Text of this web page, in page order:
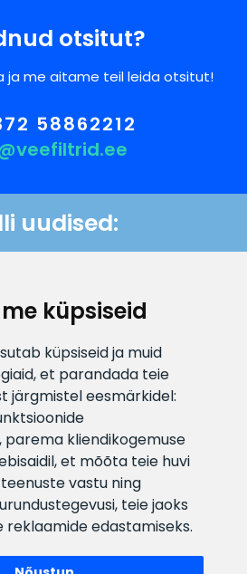
küpsiseid
küpsiseid ja muid
et parandada teie
järgmistel eesmärkidel:
, parema kliendikogemuse
,et mõõta teie huvi
vastu ning
, teie jaoks
reklaamide edastamiseks.
otsitut?
ja me aitame teil leida otsitut!
58862212
uudised:
Infotelefon
+372 58862212
Harju